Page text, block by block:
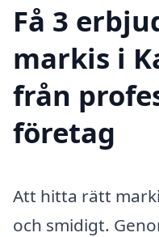
Få 3
markis i
från
företag
Att hitta rätt
och smidigt.